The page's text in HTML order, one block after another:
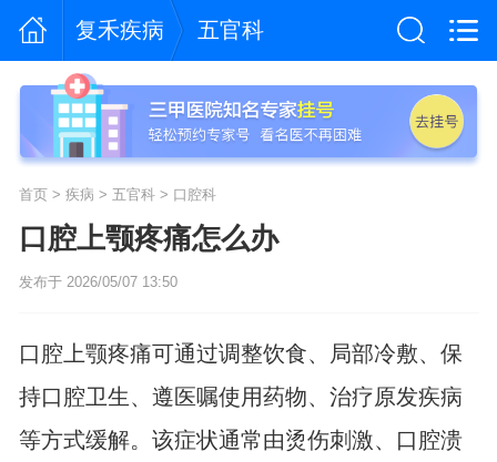
复禾疾病 五官科
首页> 疾病 > 五官科> 口腔科
口腔上颚疼痛怎么办
发布于 2026/05/07 13:50
口腔上颚疼痛可通过调整饮食、局部冷敷、保
持口腔卫生、遵医嘱使用药物、治疗原发疾病
等方式缓解。该症状通常由烫伤刺激、口腔溃